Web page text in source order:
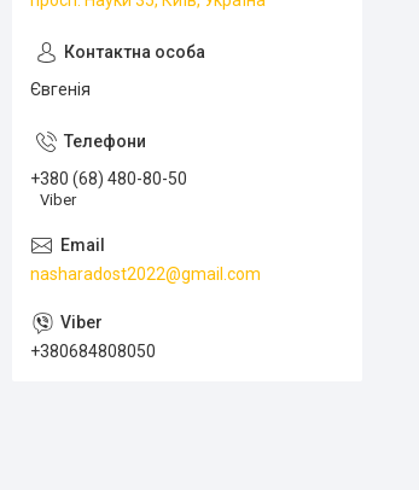
Євгенія
+380 (68) 480-80-50
Viber
nasharadost2022@gmail.com
+380684808050